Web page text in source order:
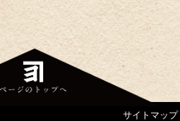
サイトマップ